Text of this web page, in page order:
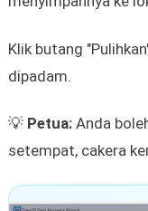
Klik butang
dipadam.
💡 Petua:Anda
setempat, cakera